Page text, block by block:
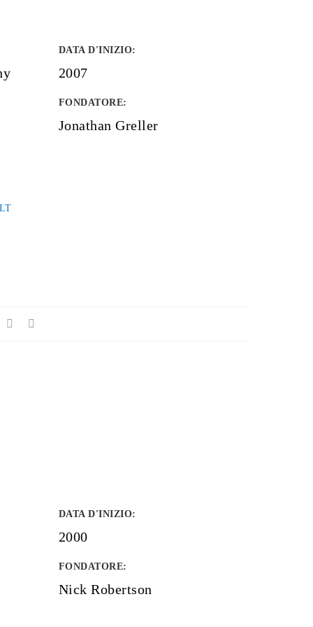
DATA D'INIZIO:
2007
FONDATORE:
Jonathan Greller
DATA D'INIZIO:
2000
FONDATORE:
Nick Robertson